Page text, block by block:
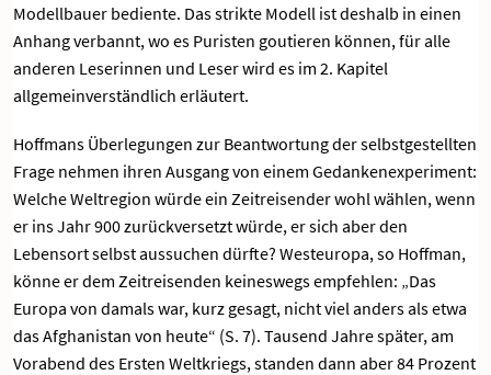
Modellbauer bediente. Das strikte Modell ist deshalb in einen
Anhang verbannt, wo es Puristen goutieren können, für alle
anderen Leserinnen und Leser wird es im 2. Kapitel
allgemeinverständlich erläutert.
Hoffmans Überlegungen zur Beantwortung der selbstgestellten
Frage nehmen ihren Ausgang von einem Gedankenexperiment:
Welche Weltregion würde ein Zeitreisender wohl wählen, wenn
er ins Jahr 900 zurückversetzt würde, er sich aber den
Lebensort selbst aussuchen dürfte? Westeuropa, so Hoffman,
könne er dem Zeitreisenden keineswegs empfehlen: „Das
Europa von damals war, kurz gesagt, nicht viel anders als etwa
das Afghanistan von heute“ (S. 7). Tausend Jahre später, am
Vorabend des Ersten Weltkriegs, standen dann aber 84 Prozent